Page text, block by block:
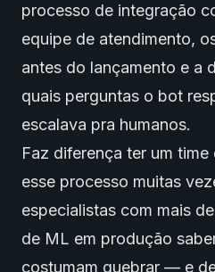
processo de integração
equipe de atendimento,
antes do lançamento e a
quais perguntas o bot
escalava pra humanos.
Faz diferença ter um
esse processo muitas
especialistas com mais
de ML em produção
costumam quebrar — e